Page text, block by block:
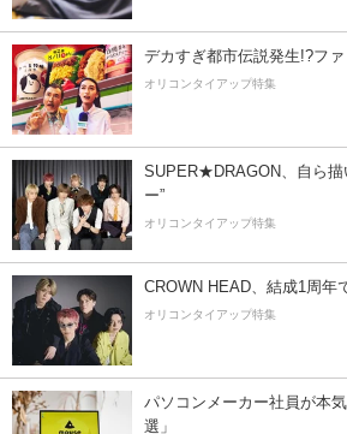
デカすぎ都市伝説発生!?フ
オリコンタイアップ特集
SUPER★DRAGON、自ら描
ー”
オリコンタイアップ特集
CROWN HEAD、結成1周年
オリコンタイアップ特集
パソコンメーカー社員が本
選」